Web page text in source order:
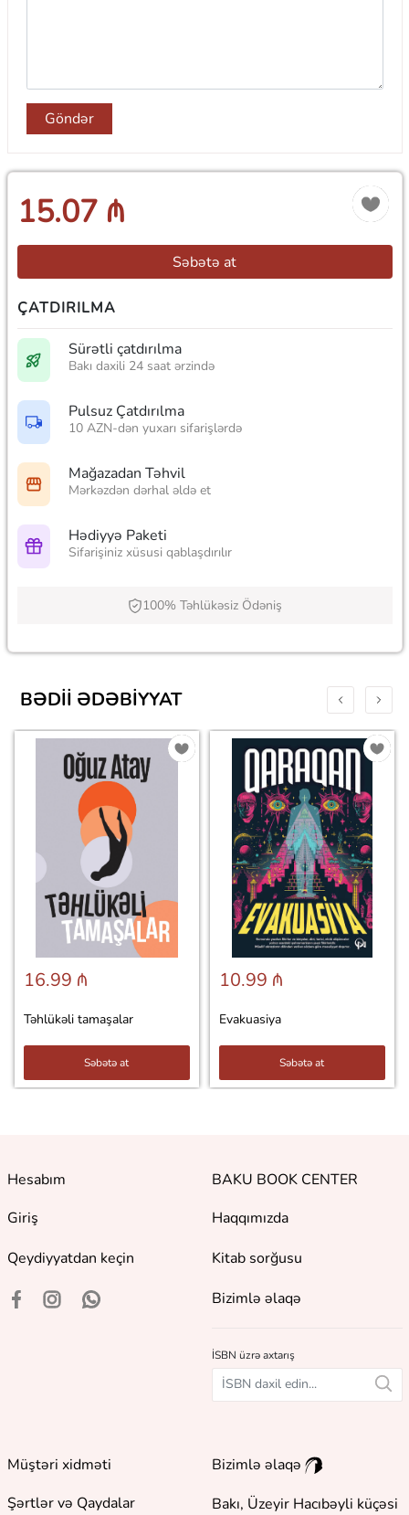
Göndər
15.07 ₼
Səbətə at
ÇATDIRILMA
Sürətli çatdırılma
Bakı daxili 24 saat ərzində
Pulsuz Çatdırılma
10 AZN-dən yuxarı sifarişlərdə
Mağazadan Təhvil
Mərkəzdən dərhal əldə et
Hədiyyə Paketi
Sifarişiniz xüsusi qablaşdırılır
100% Təhlükəsiz Ödəniş
BƏDII ƏDƏBIYYAT
16.99 ₼
Təhlükəli tamaşalar
Səbətə at
10.99 ₼
Evakuasiya
Səbətə at
Hesabım
Giriş
Qeydiyyatdan keçin
BAKU BOOK CENTER
Haqqımızda
Kitab sorğusu
Bizimlə əlaqə
İSBN üzrə axtarış
Müştəri xidməti
Şərtlər və Qaydalar
Bizimlə əlaqə
Bakı, Üzeyir Hacıbəyli küçəsi